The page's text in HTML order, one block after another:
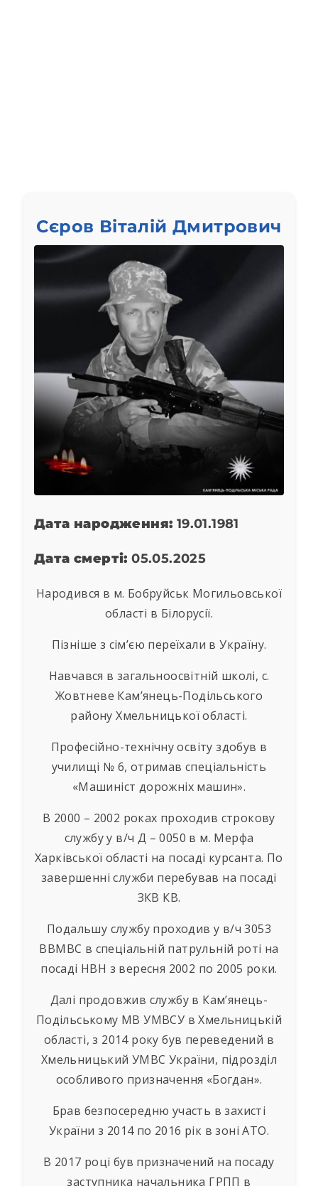
Сєров Віталій Дмитрович
Дата народження: 19.01.1981
Дата смерті: 05.05.2025
Народився в м. Бобруйськ Могильовської
області в Білорусії.
Пізніше з сім’єю переїхали в Україну.
Навчався в загальноосвітній школі, с.
Жовтневе Кам’янець-Подільського
району Хмельницької області.
Професійно-технічну освіту здобув в
училищі № 6, отримав спеціальність
«Машиніст дорожніх машин».
В 2000 – 2002 роках проходив строкову
службу у в/ч Д – 0050 в м. Мерфа
Харківської області на посаді курсанта. По
завершенні служби перебував на посаді
ЗКВ КВ.
Подальшу службу проходив у в/ч 3053
ВВМВС в спеціальній патрульній роті на
посаді НВН з вересня 2002 по 2005 роки.
Далі продовжив службу в Кам’янець-
Подільському МВ УМВСУ в Хмельницькій
області, з 2014 року був переведений в
Хмельницький УМВС України, підрозділ
особливого призначення «Богдан».
Брав безпосередню участь в захисті
України з 2014 по 2016 рік в зоні АТО.
В 2017 році був призначений на посаду
заступника начальника ГРПП в